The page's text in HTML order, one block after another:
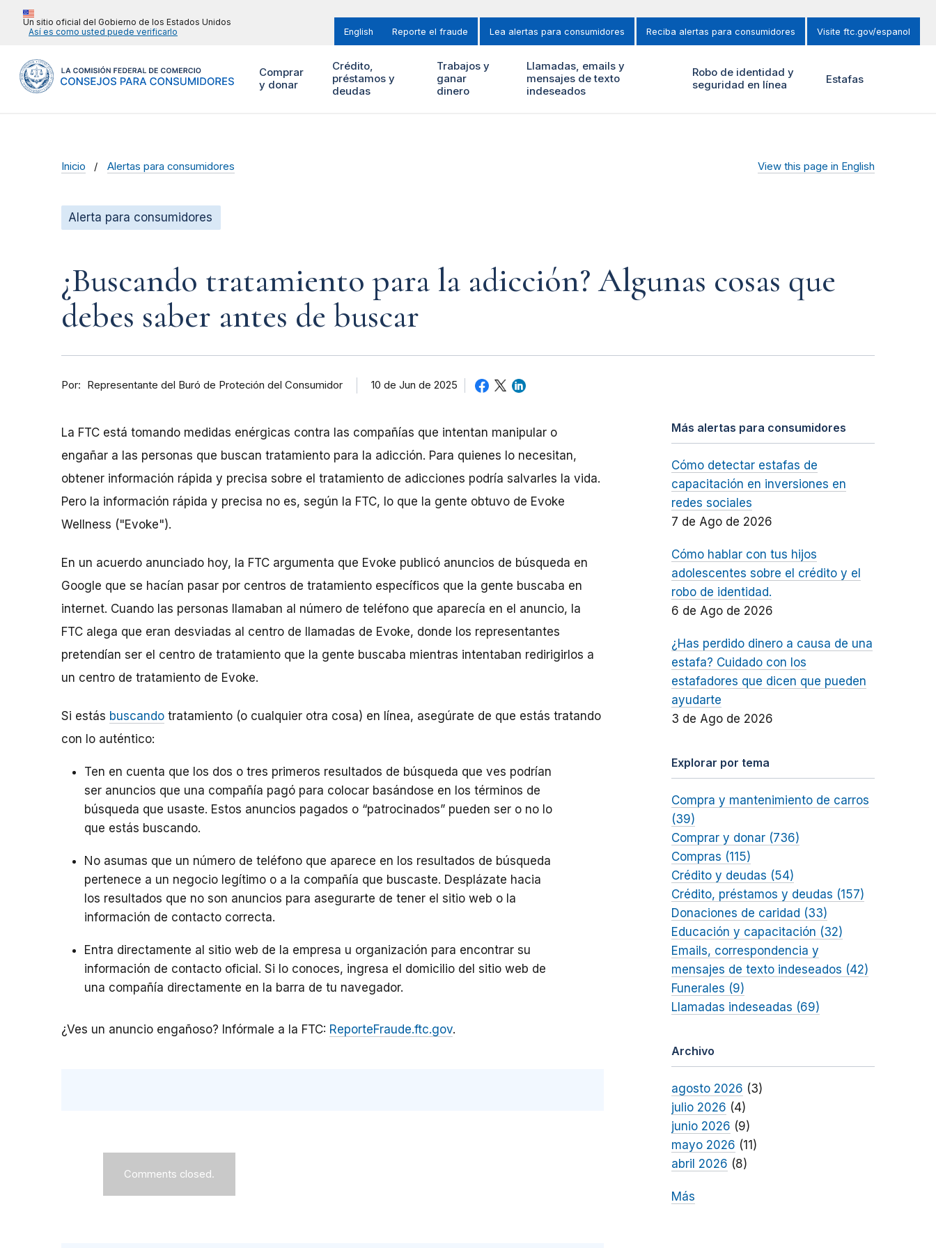
Un sitio oficial del Gobierno de los Estados Unidos
Así es como usted puede verificarlo
English Reporte el fraude Lea alertas para consumidores Reciba alertas para consumidores Visite ftc.gov/espanol
Comprar
y donar
Crédito,
préstamos y
deudas
Trabajos y
ganar
dinero
Llamadas, emails y
mensajes de texto
indeseados
Robo de identidad y
seguridad en línea
Estafas
Inicio Alertas para consumidores View this page in English
Alerta para consumidores
¿Buscando tratamiento para la adicción? Algunas cosas que
debes saber antes de buscar
Por Representante del Buró de Proteción del Consumidor 10 de Jun de 2025
La FTC está tomando medidas enérgicas contra las compañías que intentan manipular o
engañar a las personas que buscan tratamiento para la adicción. Para quienes lo necesitan,
obtener información rápida y precisa sobre el tratamiento de adicciones podría salvarles la vida.
Pero la información rápida y precisa no es, según la FTC, lo que la gente obtuvo de Evoke
Wellness ("Evoke").
En un acuerdo anunciado hoy, la FTC argumenta que Evoke publicó anuncios de búsqueda en
Google que se hacían pasar por centros de tratamiento específicos que la gente buscaba en
internet. Cuando las personas llamaban al número de teléfono que aparecía en el anuncio, la
FTC alega que eran desviadas al centro de llamadas de Evoke, donde los representantes
pretendían ser el centro de tratamiento que la gente buscaba mientras intentaban redirigirlos a
un centro de tratamiento de Evoke.
Si estás buscando tratamiento (o cualquier otra cosa) en línea, asegúrate de que estás tratando
con lo auténtico:
Ten en cuenta que los dos o tres primeros resultados de búsqueda que ves podrían
ser anuncios que una compañía pagó para colocar basándose en los términos de
búsqueda que usaste. Estos anuncios pagados o “patrocinados” pueden ser o no lo
que estás buscando.
No asumas que un número de teléfono que aparece en los resultados de búsqueda
pertenece a un negocio legítimo o a la compañía que buscaste. Desplázate hacia
los resultados que no son anuncios para asegurarte de tener el sitio web o la
información de contacto correcta.
Entra directamente al sitio web de la empresa u organización para encontrar su
información de contacto oficial. Si lo conoces, ingresa el domicilio del sitio web de
una compañía directamente en la barra de tu navegador.
¿Ves un anuncio engañoso? Infórmale a la FTC: ReporteFraude.ftc.gov.
Comments closed.
Más alertas para consumidores
Cómo detectar estafas de
capacitación en inversiones en
redes sociales
7 de Ago de 2026
Cómo hablar con tus hijos
adolescentes sobre el crédito y el
robo de identidad.
6 de Ago de 2026
¿Has perdido dinero a causa de una
estafa? Cuidado con los
estafadores que dicen que pueden
ayudarte
3 de Ago de 2026
Explorar por tema
Compra y mantenimiento de carros
(39)
Comprar y donar (736)
Compras (115)
Crédito y deudas (54)
Crédito, préstamos y deudas (157)
Donaciones de caridad (33)
Educación y capacitación (32)
Emails, correspondencia y
mensajes de texto indeseados (42)
Funerales (9)
Llamadas indeseadas (69)
Archivo
agosto 2026 (3)
julio 2026 (4)
junio 2026 (9)
mayo 2026 (11)
abril 2026 (8)
Más